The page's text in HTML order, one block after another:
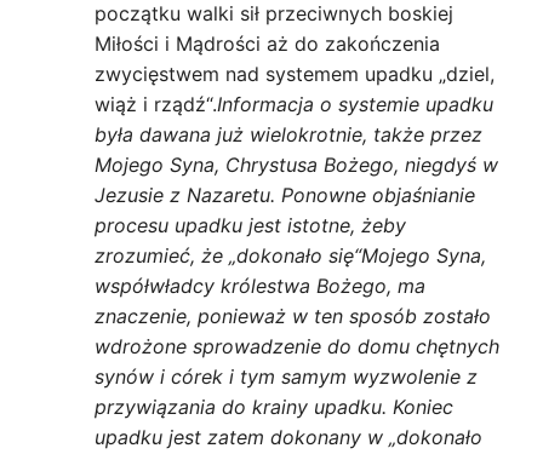
początku walki sił przeciwnych boskiej
Miłości i Mądrości aż do zakończenia
zwycięstwem nad systemem upadku „dziel,
wiąż i rządź“.Informacja o systemie upadku
była dawana już wielokrotnie, także przez
Mojego Syna, Chrystusa Bożego, niegdyś w
Jezusie z Nazaretu. Ponowne objaśnianie
procesu upadku jest istotne, żeby
zrozumieć, że „dokonało się“Mojego Syna,
współwładcy królestwa Bożego, ma
znaczenie, ponieważ w ten sposób zostało
wdrożone sprowadzenie do domu chętnych
synów i córek i tym samym wyzwolenie z
przywiązania do krainy upadku. Koniec
upadku jest zatem dokonany w „dokonało